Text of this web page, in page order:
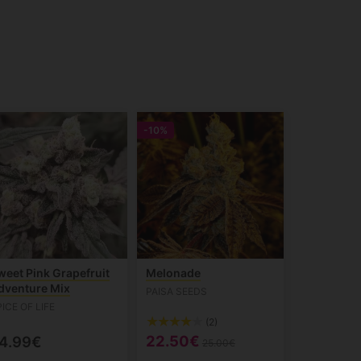
Pink Grapefruit
Mix
-10%
Melonade
(2)
22.50€